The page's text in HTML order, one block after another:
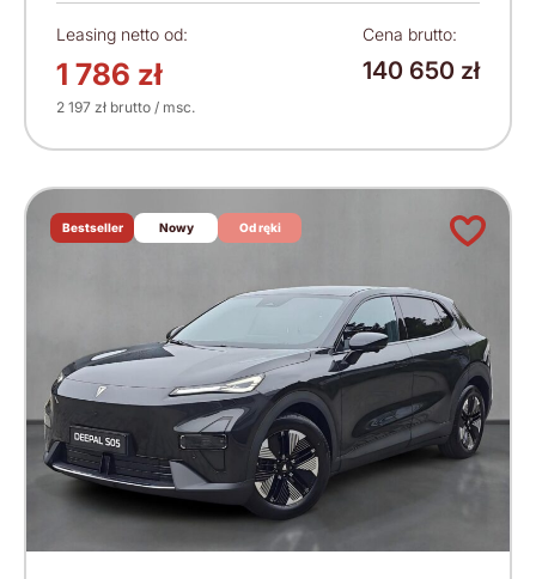
Leasing netto od:
1 786 zł
2 197 zł brutto / msc.
Cena brutto:
140 650 zł
Bestseller Nowy Od ręki